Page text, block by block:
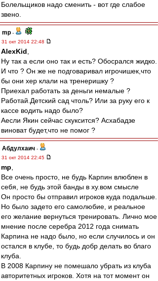
Болельщиков надо сменить - вот где слабое
звено.
mp -
31 окт 2014 22:48
AlexKid
Ну так а если оно так и есть? Обосрался жидко.
И что ? Он же не подговаривал игрочишек,что
бы они хер клали на тренеришку ?
Приехал работать за деньги немалые ?
Работай.Детский сад чтоль? Или за руку его к
кассе водить надо было?
Аесли Якин сейчас скуксится? Асхабадзе
виноват будет,что не помог ?
Абдулхаич -
31 окт 2014 22:45
mp
Все очень просто, не будь Карпин влюблен в
себя, не будь этой банды в ху.вом смысле
Он просто бы отправил игроков куда подальше.
Но было задето его самолюбие, и реальное
его желание вернуться тренировать. Лично мое
мнение после серебра 2012 года снимать
Карпина не надо было, но если случилось и он
остался в клубе, то будь добр делать во благо
клуба.
В 2008 Карпину не помешало убрать из клуба
авторитетных игроков. Хотя на тот момент он